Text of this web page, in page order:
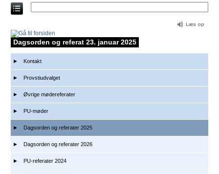
Direkte
til
Dagsorden og referat 23. januar 2025
Kontakt
Provstiudvalget
Øvrige mødereferater
PU-møder
Dagsorden og referater 2025
Dagsorden og referater 2026
PU-referater 2024